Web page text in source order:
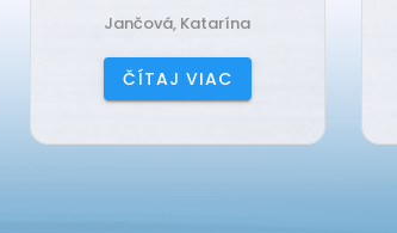
Harrison, Lisi
ČÍTAJ VIAC